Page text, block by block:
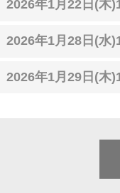
2026年1月22日(木
2026年1月28日(水
2026年1月29日(木